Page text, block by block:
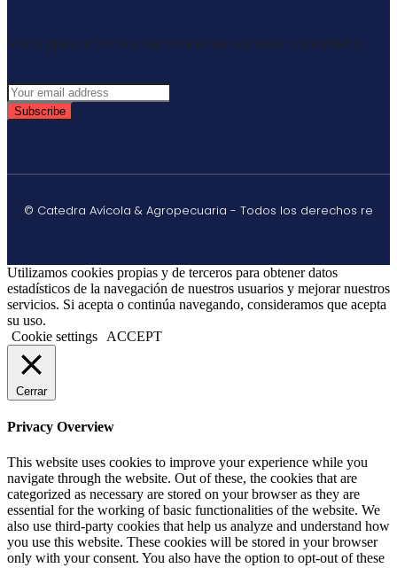
Mantengase informado semanalmente con nuestro newsletter
Subscribe
© Catedra Avícola & Agropecuaria - Todos los derechos re
Utilizamos cookies propias y de terceros para obtener datos
estadísticos de la navegación de nuestros usuarios y mejorar nuestros
servicios. Si acepta o continúa navegando, consideramos que acepta
su uso.
Cookie settings
ACCEPT
Cerrar
Privacy Overview
This website uses cookies to improve your experience while you
navigate through the website. Out of these, the cookies that are
categorized as necessary are stored on your browser as they are
essential for the working of basic functionalities of the website. We
also use third-party cookies that help us analyze and understand how
you use this website. These cookies will be stored in your browser
only with your consent. You also have the option to opt-out of these